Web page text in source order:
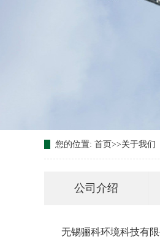
您的位置: 首页>>关于我们
公司介绍
无锡骊科环境科技有